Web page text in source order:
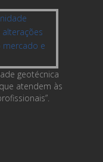
geotécnica
atendem às